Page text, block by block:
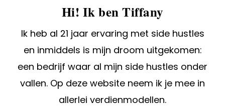
Hi! Ik ben Tiffany
Ik heb al 21 jaar ervaring met side hustles
en inmiddels is mijn droom uitgekomen:
een bedrijf waar al mijn side hustles onder
vallen. Op deze website neem ik je mee in
allerlei verdienmodellen.